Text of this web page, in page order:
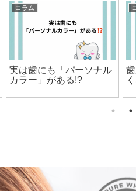
コラム
夏の寝苦しい夜、お口ト
ラブルに要注意？